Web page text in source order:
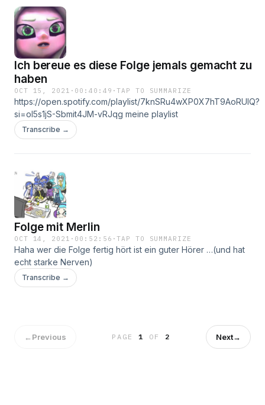
Ich bereue es diese Folge jemals gemacht zu
haben
OCT 15, 2021 · 00:40:49 ·TAP TO SUMMARIZE
https://open.spotify.com/playlist/7knSRu4wXP0X7hT9AoRUIQ?
si=oI5s1jS-Sbmit4JM-vRJqg meine playlist
Transcribe →
Folge mit Merlin
OCT 14, 2021 · 00:52:56 ·TAP TO SUMMARIZE
Haha wer die Folge fertig hört ist ein guter Hörer …(und hat
echt starke Nerven)
Transcribe →
←Previous PAGE1 OF 2 Next→